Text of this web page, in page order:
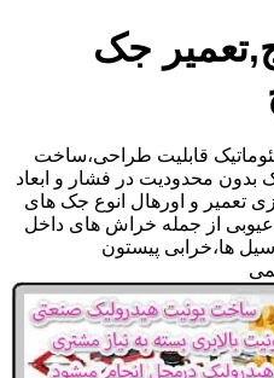
جک
قابلیت طراحی،ساخت
بدون محدودیت در فشار و ابعاد
تعمیر و اورهال انوع جک های
عیوبی از جمله خراش های داخل
سیل ها،خرابی پیستون